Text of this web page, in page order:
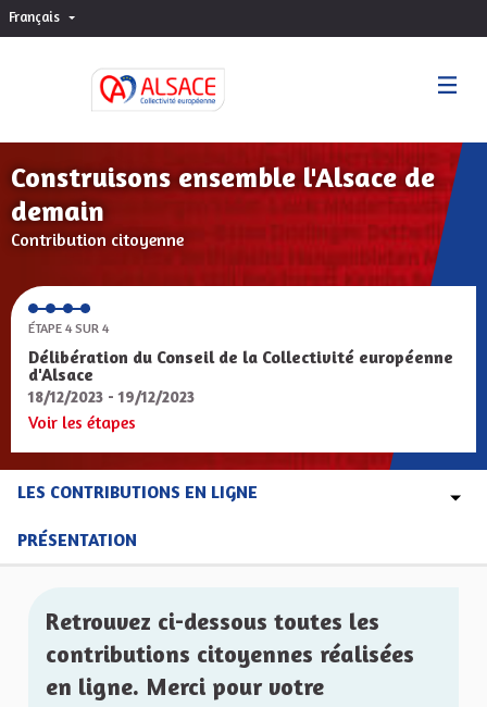
Français Choisir la langue
Construisons ensemble l'Alsace de
demain
Contribution citoyenne
ÉTAPE 4 SUR 4
Délibération du Conseil de la Collectivité européenne
d'Alsace
18/12/2023 - 19/12/2023
Voir les étapes
LES CONTRIBUTIONS EN LIGNE
PRÉSENTATION
Retrouvez ci-dessous toutes les
contributions citoyennes réalisées
en ligne. Merci pour votre